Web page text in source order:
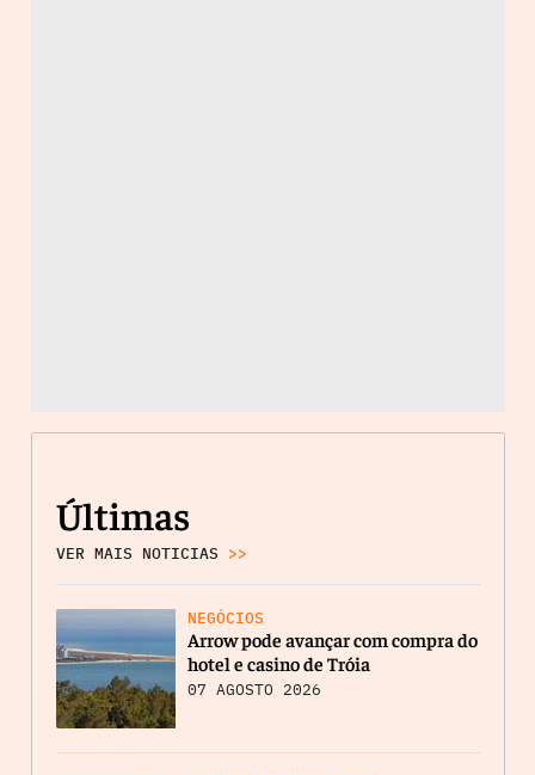
Últimas
VER MAIS NOTICIAS >>
NEGÓCIOS
Arrow pode avançar com compra do
hotel e casino de Tróia
07 AGOSTO 2026